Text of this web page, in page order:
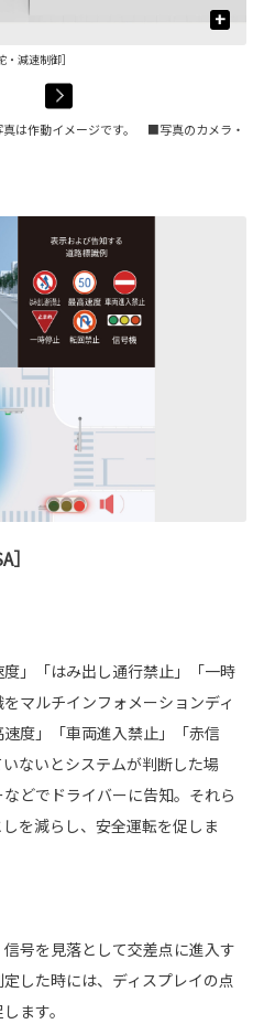
+
減速制御］
は作動イメージです。 ■写真のカメラ・
」「はみ出し通行禁止」「一時
マルチインフォメーションディ
度」「車両進入禁止」「赤信
ないとシステムが判断した場
どでドライバーに告知。それら
を減らし、安全運転を促しま
号を見落として交差点に進入す
した時には、ディスプレイの点
ます。